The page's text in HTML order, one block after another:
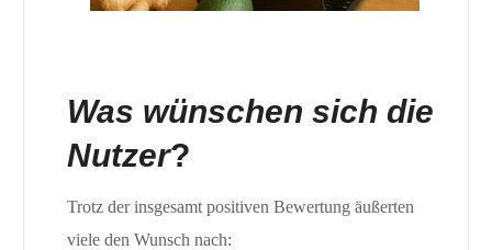
Was wünschen sich die
Nutzer?
Trotz der insgesamt positiven Bewertung äußerten
viele den Wunsch nach: